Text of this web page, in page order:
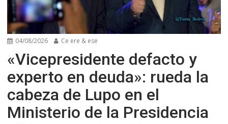
04/08/2026 Ce ere & ese
«Vicepresidente defacto y
experto en deuda»: rueda la
cabeza de Lupo en el
Ministerio de la Presidencia